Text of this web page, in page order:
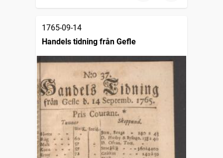
1765-09-14
Handels tidning från Gefle